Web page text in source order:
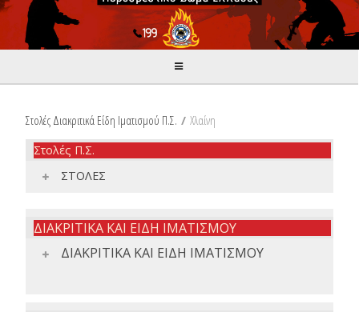
Στολές Διακριτικά Είδη Ιματισμού Π.Σ. / Χλαίνη
Στολές Π.Σ.
ΣΤΟΛΕΣ
ΔΙΑΚΡΙΤΙΚΑ ΚΑΙ ΕΙΔΗ ΙΜΑΤΙΣΜΟΥ
ΔΙΑΚΡΙΤΙΚΑ ΚΑΙ ΕΙΔΗ ΙΜΑΤΙΣΜΟΥ